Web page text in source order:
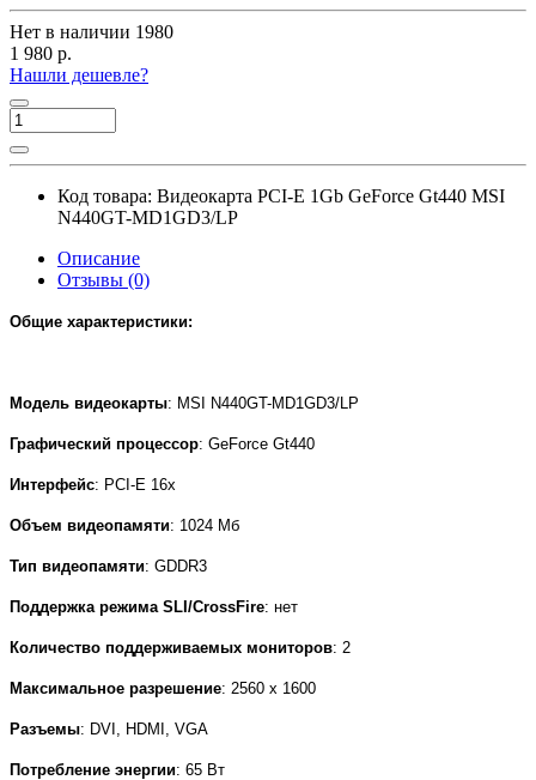
Нет в наличии 1980
1 980 р.
Нашли дешевле?
Код товара: Видеокарта PCI-E 1Gb GeForce Gt440 MSI
N440GT-MD1GD3/LP
Описание
Отзывы (0)
Общие характеристики:
Модель видеокарты: MSI N440GT-MD1GD3/LP
Графический процессор: GeForce Gt440
Интерфейс: PCI-E 1 6x
Объем видеопамяти: 1024 Мб
Тип видеопамяти: GDDR3
Поддержка режима SLI/CrossFire: нет
Количество поддерживаемых мониторов: 2
Максимальное разрешение: 2560 х 1600
Разъемы: DVI, HDMI , VGA
Потребление энергии: 65 Вт